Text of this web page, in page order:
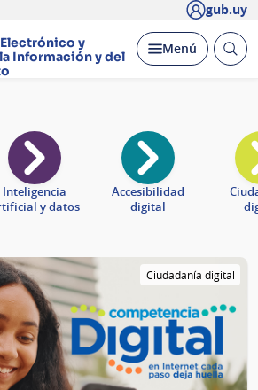
gub.uy
y
Información y del
Desplegar
Menú Abrir
Inteligencia
y datos
Accesibilidad
digital
Ciudadanía digital